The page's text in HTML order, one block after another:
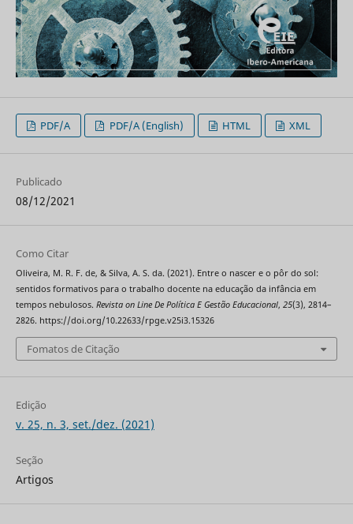
PDF/A PDF/A (English) HTML XML
Publicado
08/12/2021
Como Citar
Oliveira, M. R. F. de, & Silva, A. S. da. (2021). Entre o nascer e o pôr do sol:
sentidos formativos para o trabalho docente na educação da infância em
tempos nebulosos. Revista on Line De Política E Gestão Educacional, 25(3), 2814–
2826. https://doi.org/10.22633/rpge.v25i3.15326
Fomatos de Citação
Edição
v. 25, n. 3, set./dez. (2021)
Seção
Artigos